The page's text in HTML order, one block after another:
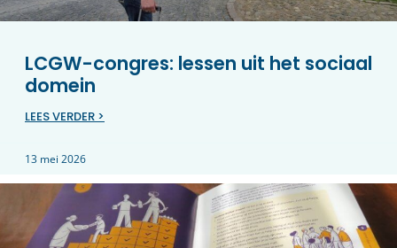
LCGW-congres: lessen uit het sociaal
domein
LEES VERDER >
13 mei 2026